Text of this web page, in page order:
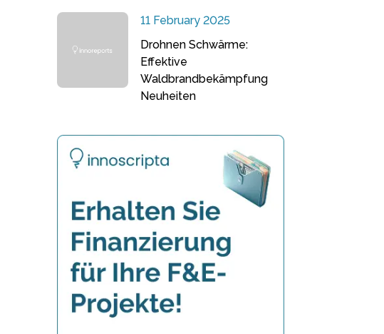
11 February 2025
Drohnen Schwärme:
Effektive
Waldbrandbekämpfung
Neuheiten